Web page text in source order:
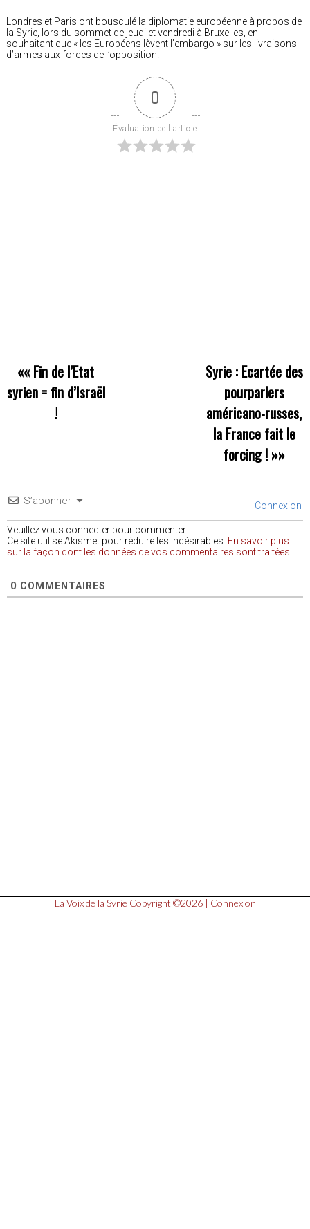
Londres et Paris ont bousculé la diplomatie européenne à propos de
la Syrie, lors du sommet de jeudi et vendredi à Bruxelles, en
souhaitant que « les Européens lèvent l’embargo » sur les livraisons
d’armes aux forces de l’opposition.
0
Évaluation de l'article
«« Fin de l’Etat
syrien = fin d’Israël
!
Syrie : Ecartée des
pourparlers
américano-russes,
la France fait le
forcing !»»
S’abonner Connexion
Veuillez vous connecter pour commenter
Ce site utilise Akismet pour réduire les indésirables. En savoir plus
sur la façon dont les données de vos commentaires sont traitées
0 COMMENTAIRES
La Voix de la Syrie Copyright ©2026 | Connexion